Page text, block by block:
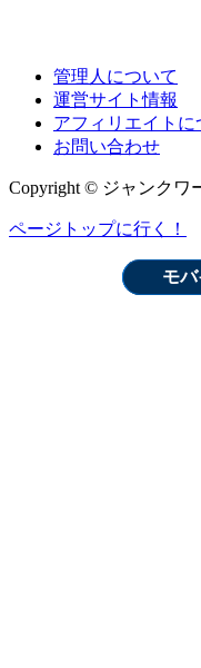
管理人について
運営サイト情報
アフィリエイトに
お問い合わせ
Copyright © ジャンクワ
ページトップに行く！
モ